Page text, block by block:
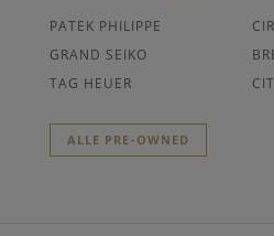
PATEK PHILIPPE
GRAND SEIKO
TAG HEUER
ALLE PRE-OWNED